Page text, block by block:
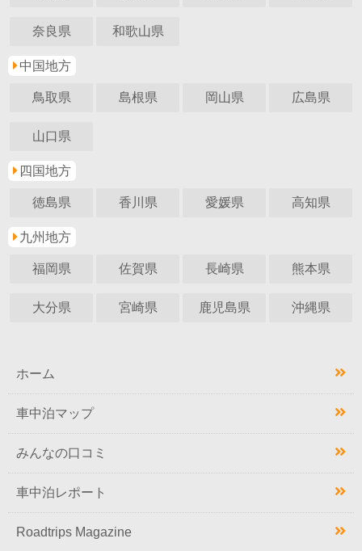
奈良県 和歌山県
中国地方
鳥取県 島根県 岡山県 広島県
山口県
四国地方
徳島県 香川県 愛媛県 高知県
九州地方
福岡県 佐賀県 長崎県 熊本県
大分県 宮崎県 鹿児島県 沖縄県
ホーム
車中泊マップ
みんなの口コミ
車中泊レポート
Roadtrips Magazine